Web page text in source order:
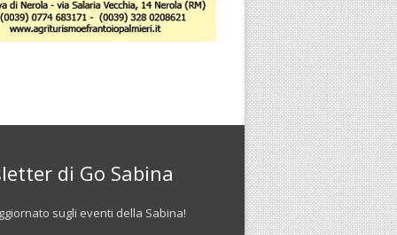
di Go Sabina
sugli eventi della Sabina!